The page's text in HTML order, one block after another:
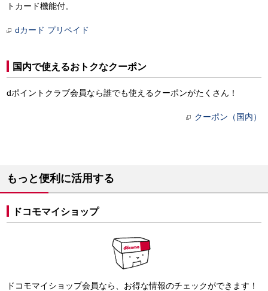
トカード機能付。
dカード プリペイド
国内で使えるおトクなクーポン
dポイントクラブ会員なら誰でも使えるクーポンがたくさん！
クーポン（国内）
もっと便利に活用する
ドコモマイショップ
ドコモマイショップ会員なら、お得な情報のチェックができます！